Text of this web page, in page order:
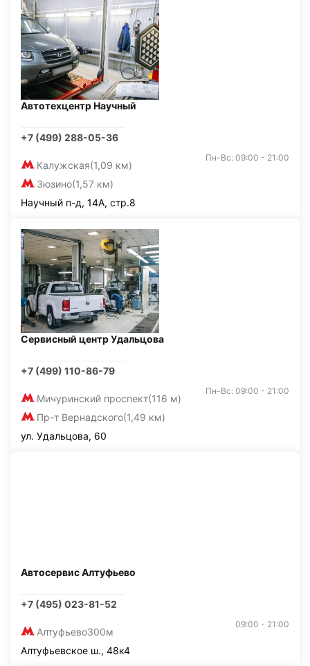
Автотехцентр Научный
+7 (499) 288-05-36
Калужская(1,09 км)
Зюзино(1,57 км)
Пн-Вс: 09:00 - 21:00
Научный п-д, 14А, стр.8
Сервисный центр Удальцова
+7 (499) 110-86-79
Мичуринский проспект(116 м)
Пр-т Вернадского(1,49 км)
Пн-Вс: 09:00 - 21:00
ул. Удальцова, 60
Автосервис Алтуфьево
+7 (495) 023-81-52
Алтуфьево300м
09:00 - 21:00
Алтуфьевское ш., 48к4